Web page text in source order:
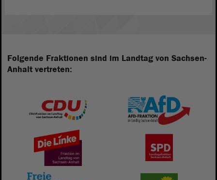
Folgende Fraktionen sind im Landtag von Sachsen-
Anhalt vertreten: